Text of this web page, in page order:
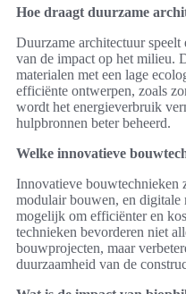
Hoe draagt duurzame
Duurzame architectuur
van de impact op het milieu.
materialen met een lage
efficiënte ontwerpen, zoals
wordt het energieverbruik
hulpbronnen beter beheerd.
Welke innovatieve
Innovatieve bouwtechnieken
modulair bouwen, en
mogelijk om efficiënter en
technieken bevorderen niet
bouwprojecten, maar
duurzaamheid van de